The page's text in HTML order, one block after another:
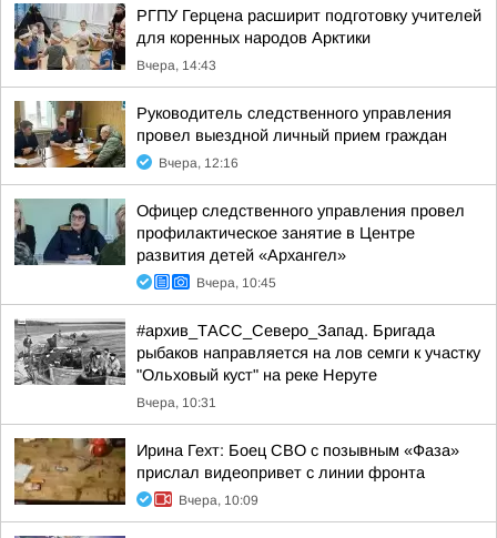
РГПУ Герцена расширит подготовку учителей
для коренных народов Арктики
Вчера, 14:43
Руководитель следственного управления
провел выездной личный прием граждан
Вчера, 12:16
Офицер следственного управления провел
профилактическое занятие в Центре
развития детей «Архангел»
Вчера, 10:45
#архив_ТАСС_Северо_Запад. Бригада
рыбаков направляется на лов семги к участку
"Ольховый куст" на реке Неруте
Вчера, 10:31
Ирина Гехт: Боец СВО с позывным «Фаза»
прислал видеопривет с линии фронта
Вчера, 10:09